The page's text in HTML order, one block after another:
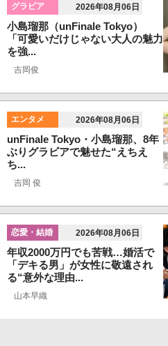
グラビア 2026年08月06日
小島瑠那（unFinale Tokyo）
「可愛いだけじゃない大人の魅力
を強...
吉岡俊
エンタメ 2026年08月06日
unFinale Tokyo・小島瑠那、8年
ぶりグラビアで魅せた“えちえ
ち...
吉岡 俊
恋愛・結婚 2026年08月06日
年収2000万円でも苦戦…婚活で
「デキる男」が女性に敬遠され
る“意外な理由...
山本早織